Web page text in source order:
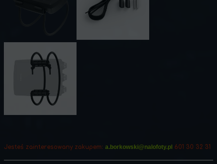
Jesteś zainteresowany zakupem: a.borkowski@nalofoty.pl 601 30 32 31